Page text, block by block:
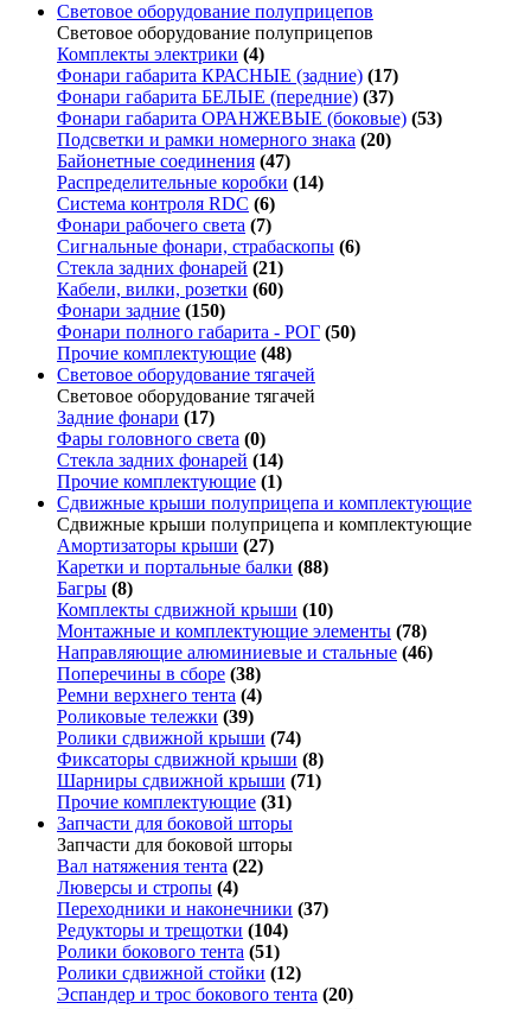
Световое оборудование полуприцепов
Световое оборудование полуприцепов
Комплекты электрики (4)
Фонари габарита КРАСНЫЕ (задние) (17)
Фонари габарита БЕЛЫЕ (передние) (37)
Фонари габарита ОРАНЖЕВЫЕ (боковые) (53)
Подсветки и рамки номерного знака (20)
Байонетные соединения (47)
Распределительные коробки (14)
Система контроля RDC (6)
Фонари рабочего света (7)
Сигнальные фонари, страбаскопы (6)
Стекла задних фонарей (21)
Кабели, вилки, розетки (60)
Фонари задние (150)
Фонари полного габарита - РОГ (50)
Прочие комплектующие (48)
Световое оборудование тягачей
Световое оборудование тягачей
Задние фонари (17)
Фары головного света (0)
Стекла задних фонарей (14)
Прочие комплектующие (1)
Сдвижные крыши полуприцепа и комплектующие
Сдвижные крыши полуприцепа и комплектующие
Амортизаторы крыши (27)
Каретки и портальные балки (88)
Багры (8)
Комплекты сдвижной крыши (10)
Монтажные и комплектующие элементы (78)
Направляющие алюминиевые и стальные (46)
Поперечины в сборе (38)
Ремни верхнего тента (4)
Роликовые тележки (39)
Ролики сдвижной крыши (74)
Фиксаторы сдвижной крыши (8)
Шарниры сдвижной крыши (71)
Прочие комплектующие (31)
Запчасти для боковой шторы
Запчасти для боковой шторы
Вал натяжения тента (22)
Люверсы и стропы (4)
Переходники и наконечники (37)
Редукторы и трещотки (104)
Ролики бокового тента (51)
Ролики сдвижной стойки (12)
Эспандер и трос бокового тента (20)